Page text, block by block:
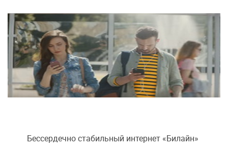
Бессердечно стабильный интернет «Билайн»